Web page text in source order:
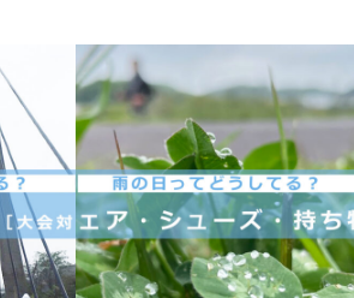
？-
雨の日ってどうしてる？-
雨の日の［ウェア・シュー
ズ・持ち物］ポイント-